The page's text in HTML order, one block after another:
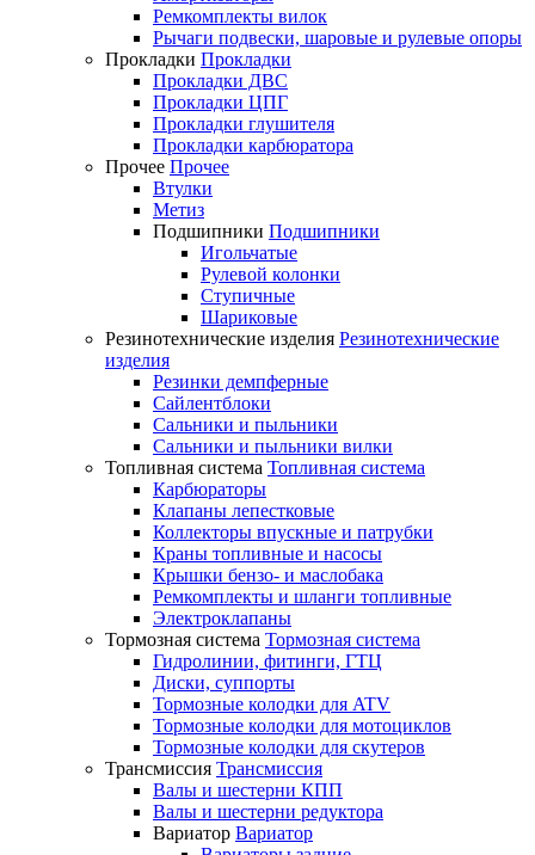
Ремкомплекты вилок
Рычаги подвески, шаровые и рулевые опоры
Прокладки Прокладки
Прокладки ДВС
Прокладки ЦПГ
Прокладки глушителя
Прокладки карбюратора
Прочее Прочее
Втулки
Метиз
Подшипники Подшипники
Игольчатые
Рулевой колонки
Ступичные
Шариковые
Резинотехнические изделия Резинотехнические
изделия
Резинки демпферные
Сайлентблоки
Сальники и пыльники
Сальники и пыльники вилки
Топливная система Топливная система
Карбюраторы
Клапаны лепестковые
Коллекторы впускные и патрубки
Краны топливные и насосы
Крышки бензо- и маслобака
Ремкомплекты и шланги топливные
Электроклапаны
Тормозная система Тормозная система
Гидролинии, фитинги, ГТЦ
Диски, суппорты
Тормозные колодки для ATV
Тормозные колодки для мотоциклов
Тормозные колодки для скутеров
Трансмиссия Трансмиссия
Валы и шестерни КПП
Валы и шестерни редуктора
Вариатор Вариатор